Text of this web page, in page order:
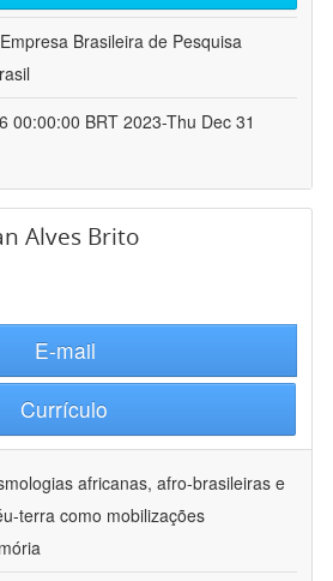
Empresa Brasileira de Pesquisa
00:00:00 BRT 2023-Thu Dec 31
Alves Brito
E-mail
Currículo
africanas, afro-brasileiras e
terra como mobilizações